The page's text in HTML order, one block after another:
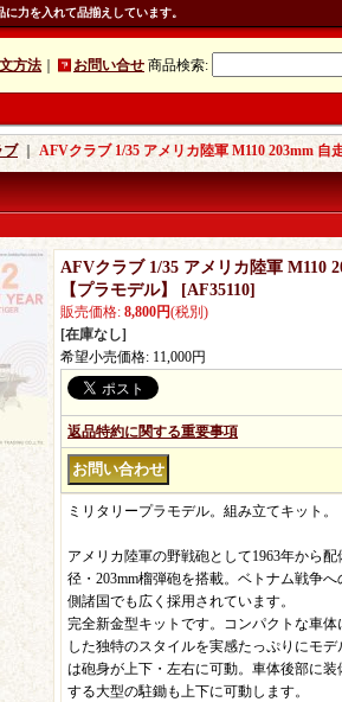
力を入れて品揃えしています。
方法 お問い合せ 商品検索:
ブ｜ AFVクラブ 1/35 アメリカ陸軍 M110 203mm 自
AFVクラブ 1/35 アメリカ陸軍 M110
【プラモデル】
[AF35110]
販売価格: 8,800円(税別)
[在庫なし]
希望小売価格: 11,000円
返品特約に関する重要事項
ミリタリープラモデル。組み立てキット。
アメリカ陸軍の野戦砲として1963年から配
径・203mm榴弾砲を搭載。ベトナム戦争
側諸国でも広く採用されています。
完全新金型キットです。コンパクトな車
した独特のスタイルを実感たっぷりにモデ
は砲身が上下・左右に可動。車体後部に装
する大型の駐鋤も上下に可動します。